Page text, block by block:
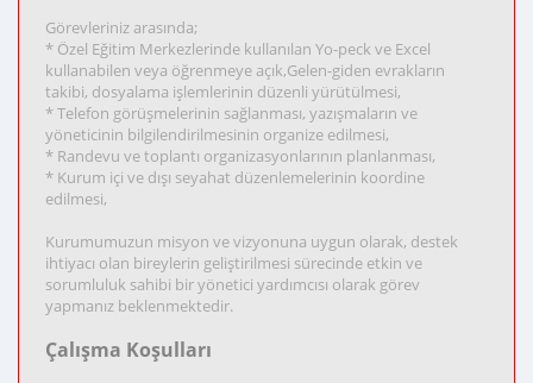
Görevleriniz arasında;
* Özel Eğitim Merkezlerinde kullanılan Yo-peck ve Excel
kullanabilen veya öğrenmeye açık,Gelen-giden evrakların
takibi, dosyalama işlemlerinin düzenli yürütülmesi,
* Telefon görüşmelerinin sağlanması, yazışmaların ve
yöneticinin bilgilendirilmesinin organize edilmesi,
* Randevu ve toplantı organizasyonlarının planlanması,
* Kurum içi ve dışı seyahat düzenlemelerinin koordine
edilmesi,
Kurumumuzun misyon ve vizyonuna uygun olarak, destek
ihtiyacı olan bireylerin geliştirilmesi sürecinde etkin ve
sorumluluk sahibi bir yönetici yardımcısı olarak görev
yapmanız beklenmektedir.
Çalışma Koşulları